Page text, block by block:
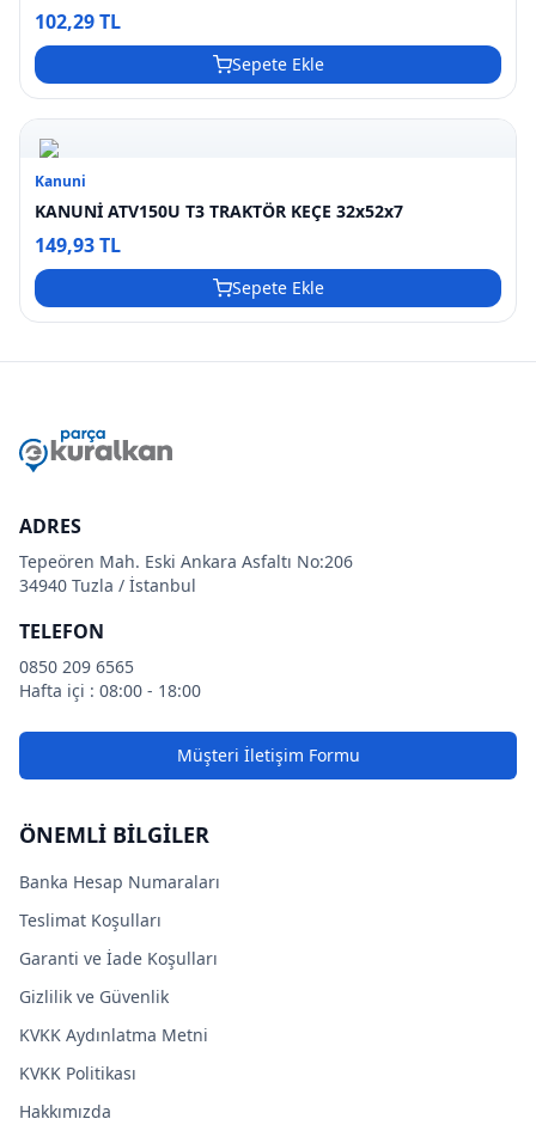
102,29 TL
Sepete Ekle
Kanuni
KANUNİ ATV150U T3 TRAKTÖR KEÇE 32x52x7
149,93 TL
Sepete Ekle
ADRES
Tepeören Mah. Eski Ankara Asfaltı No:206
34940 Tuzla / İstanbul
TELEFON
0850 209 6565
Hafta içi : 08:00 - 18:00
Müşteri İletişim Formu
ÖNEMLİ BİLGİLER
Banka Hesap Numaraları
Teslimat Koşulları
Garanti ve İade Koşulları
Gizlilik ve Güvenlik
KVKK Aydınlatma Metni
KVKK Politikası
Hakkımızda